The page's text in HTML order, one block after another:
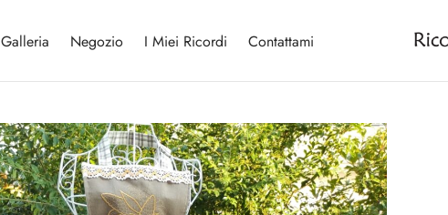
Galleria Negozio I Miei Ricordi Contattami